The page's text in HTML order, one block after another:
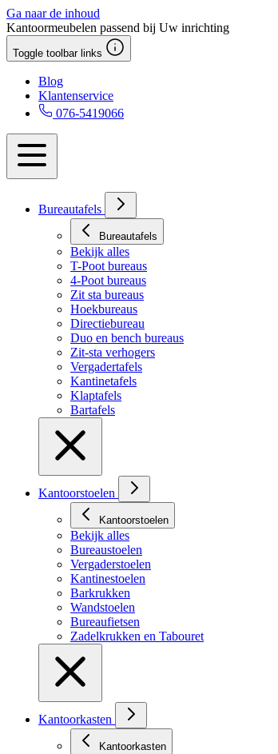
Ga naar de inhoud
Kantoormeubelen passend bij Uw inrichting
Toggle toolbar links
Blog
Klantenservice
076-5419066
Bureautafels
Bureautafels
Bekijk alles
T-Poot bureaus
4-Poot bureaus
Zit sta bureaus
Hoekbureaus
Directiebureau
Duo en bench bureaus
Zit-sta verhogers
Vergadertafels
Kantinetafels
Klaptafels
Bartafels
Kantoorstoelen
Kantoorstoelen
Bekijk alles
Bureaustoelen
Vergaderstoelen
Kantinestoelen
Barkrukken
Wandstoelen
Bureaufietsen
Zadelkrukken en Tabouret
Kantoorkasten
Kantoorkasten